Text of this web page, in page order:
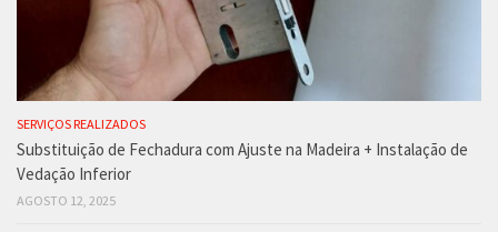
SERVIÇOS REALIZADOS
Substituição de Fechadura com Ajuste na Madeira + Instalação de
Vedação Inferior
AGOSTO 12, 2025